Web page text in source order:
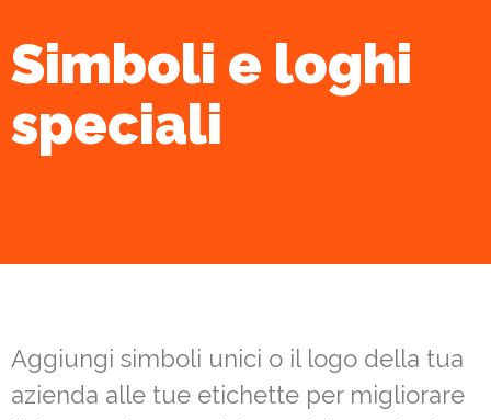
Aggiungi simboli unici o il logo della tua
azienda alle tue etichette per migliorare
Simboli e loghi
speciali